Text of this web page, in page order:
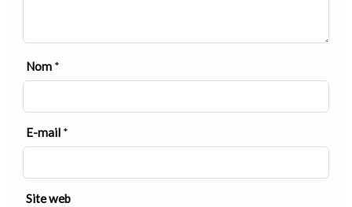
Nom *
E-mail *
Site web